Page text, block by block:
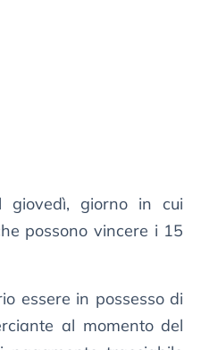
giorno in cui
possono vincere i 15
essere in possesso di
al momento del